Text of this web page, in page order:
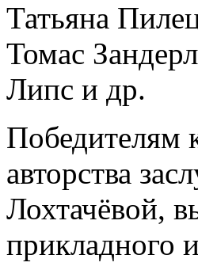
Татьяна
Томас
Липс и др.
Победителям
авторства
Лохтачёвой,
прикладного